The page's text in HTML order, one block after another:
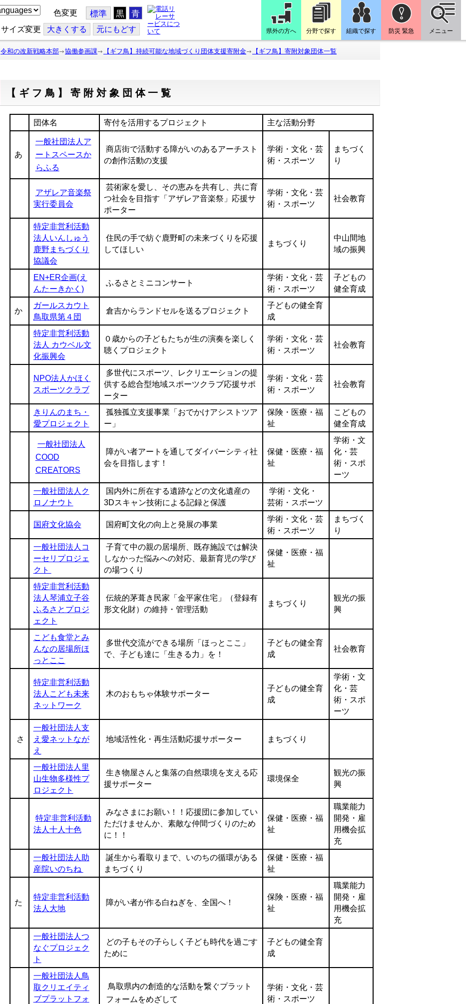
色変更 標準 黒 青
サイズ変更 大きくする 元にもどす 県外の方へ 分野で探す 組織で探す 防災 緊急 メニュー
令和の改新戦略本部 協働参画課 【ギフ鳥】持続可能な地域づくり団体支援寄附金 【ギフ鳥】寄附対象団体一覧
【ギフ鳥】寄附対象団体一覧
団体名 寄付を活用するプロジェクト 主な活動分野
あ
一般社団法人ア
ートスペースか
らふる
商店街で活動する障がいのあるアーチスト
の創作活動の支援
学術・文化・芸
術・スポーツ
まちづく
り
アザレア音楽祭
実行委員会
芸術家を愛し、その恵みを共有し、共に育
つ社会を目指す「アザレア音楽祭」応援サ
ポーター
学術・文化・芸
術・スポーツ
社会教育
特定非営利活動
法人いんしゅう
鹿野まちづくり
協議会
住民の手で紡ぐ鹿野町の未来づくりを応援
してほしい
まちづくり
中山間地
域の振興
EN+ER企画(え
んたーきかく)
ふるさとミニコンサート
学術・文化・芸
術・スポーツ
子どもの
健全育成
か
ガールスカウト
鳥取県第４団
倉吉からランドセルを送るプロジェクト
子どもの健全育
成
特定非営利活動
法人 カウベル文
化振興会
０歳からの子どもたちが生の演奏を楽しく
聴くプロジェクト
学術・文化・芸
術・スポーツ
社会教育
NPO法人かほく
スポーツクラブ
多世代にスポーツ、レクリエーションの提
供する総合型地域スポーツクラブ応援サポ
ーター
学術・文化・芸
術・スポーツ
社会教育
きりんのまち・
愛プロジェクト
孤独孤立支援事業「おでかけアシストツア
ー」
保険・医療・福
祉
こどもの
健全育成
一般社団法人
COOD
CREATORS
障がい者アートを通してダイバーシティ社
会を目指します！
保健・医療・福
祉
学術・文
化・芸
術・スポ
ーツ
一般社団法人ク
ロノナウト
国内外に所在する遺跡などの文化遺産の
3Dスキャン技術による記録と保護
学術・文化・
芸術・スポーツ
国府文化協会 国府町文化の向上と発展の事業
学術・文化・芸
術・スポーツ
まちづく
り
一般社団法人コ
ーセリプロジェ
クト
子育て中の親の居場所、既存施設では解決
しなかった悩みへの対応、最新育児の学び
の場つくり
保健・医療・福
祉
特定非営利活動
法人琴浦立子谷
ふるさとプロジ
ェクト
伝統的茅葺き民家「金平家住宅」（登録有
形文化財）の維持・管理活動
まちづくり
観光の振
興
こども食堂とみ
んなの居場所ほ
っとここ
多世代交流ができる場所「ほっとここ」
で、子ども達に「生きる力」を！
子どもの健全育
成
社会教育
特定非営利活動
法人こども未来
ネットワーク
木のおもちゃ体験サポーター
子どもの健全育
成
学術・文
化・芸
術・スポ
ーツ
さ
一般社団法人支
え愛ネットなが
え
地域活性化・再生活動応援サポーター まちづくり
一般社団法人里
山生物多様性プ
ロジェクト
生き物屋さんと集落の自然環境を支える応
援サポーター
環境保全
観光の振
興
特定非営利活動
法人十人十色
みなさまにお願い！！応援団に参加してい
ただけませんか、素敵な仲間づくりのため
に！！
保健・医療・福
祉
職業能力
開発・雇
用機会拡
充
一般社団法人助
産院いのちね
誕生から看取りまで、いのちの循環がある
まちづくり
保健・医療・福
祉
た
特定非営利活動
法人大地
障がい者が作る白ねぎを、全国へ！
保険・医療・福
祉
職業能力
開発・雇
用機会拡
充
一般社団法人つ
なぐプロジェク
ト
どの子もその子らしく子ども時代を過ごす
ために
子どもの健全育
成
一般社団法人鳥
取クリエイティ
ブプラットフォ
鳥取県内の創造的な活動を繋ぐプラット
フォームをめざして
学術・文化・芸
術・スポーツ